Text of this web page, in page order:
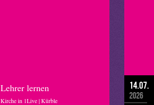
Lehrer lernen
Kirche in 1Live | Kürble
14.07.
2026